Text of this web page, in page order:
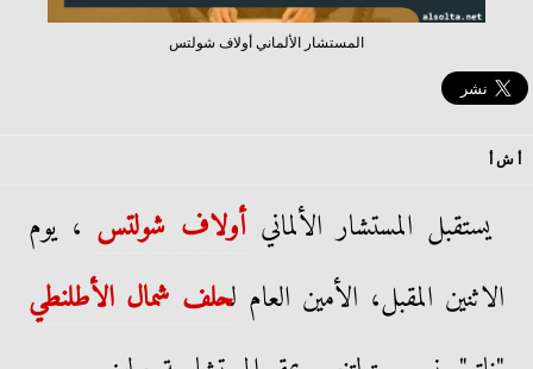
المستشار الألماني أولاف شولتس
أ ش أ
يستقبل المستشار الألمانيأولاف شولتس ، يوم
الاثنين المقبل، الأمين العام لحلف شمال الأطلنطي